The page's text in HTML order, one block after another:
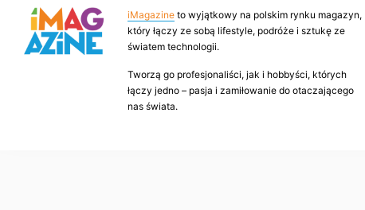
iMagazine to wyjątkowy na polskim rynku magazyn,
który łączy ze sobą lifestyle, podróże i sztukę ze
światem technologii.
Tworzą go profesjonaliści, jak i hobbyści, których
łączy jedno – pasja i zamiłowanie do otaczającego
nas świata.